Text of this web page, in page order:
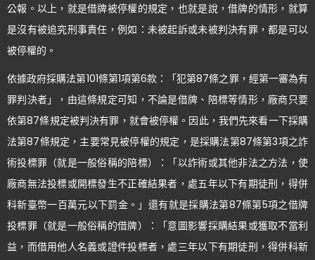
公報。以上，就是借牌被停權的規定，也就是說，借牌的情形，就算
是沒有被追究刑事責任，例如：未被起訴或未被判決有罪，都是可以
被停權的。
依據政府採購法第101條第1項第6款：「犯第87條之罪，經第一審為有
罪判決者」，由這條規定可知，不論是借牌、陪標等情形，廠商只要
依第87條規定被判決有罪，就會被停權。因此，我們先來看一下採購
法第87條規定，主要常見被停權的規定，是採購法第87條第3項之詐
術投標罪（就是一般俗稱的陪標）：「以詐術或其他非法之方法，使
廠商無法投標或開標發生不正確結果者，處五年以下有期徒刑，得併
科新臺幣一百萬元以下罰金。」還有就是採購法第87條第5項之借牌
投標罪（就是一般俗稱的借牌）：「意圖影響採購結果或獲取不當利
益，而借用他人名義或證件投標者，處三年以下有期徒刑，得併科新